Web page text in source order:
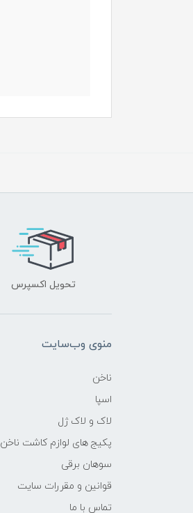
تحویل اکسپرس
منوی وب‌سایت
ناخن
اسپا
لاک و لاک ژل
پکیج های لوازم کاشت ناخن
سوهان برقی
قوانین و مقررات سایت
تماس با ما